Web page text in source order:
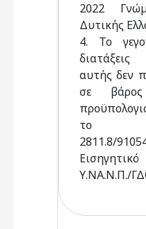
2022
Δυτικής
4. Το
αυτής δεν
σε
το
2811.8/
Υ.ΝΑ.Ν.Π./